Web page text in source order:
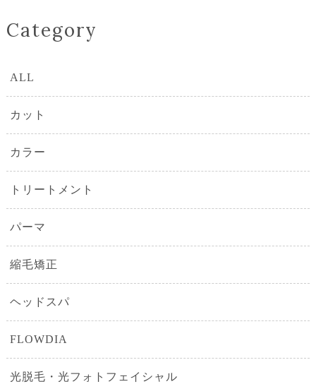
Category
ALL
カット
カラー
トリートメント
パーマ
縮毛矯正
ヘッドスパ
FLOWDIA
光脱毛・光フォトフェイシャル